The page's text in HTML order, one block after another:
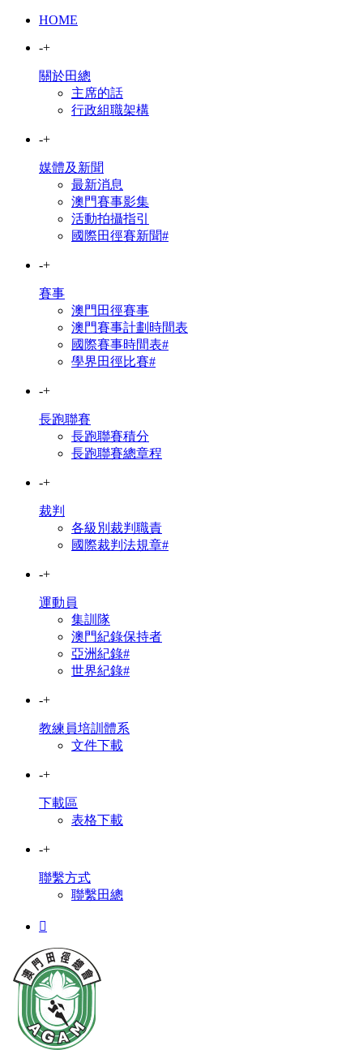
HOME
-+
關於田總
主席的話
行政組職架構
-+
媒體及新聞
最新消息
澳門賽事影集
活動拍攝指引
國際田徑賽新聞#
-+
賽事
澳門田徑賽事
澳門賽事計劃時間表
國際賽事時間表#
學界田徑比賽#
-+
長跑聯賽
長跑聯賽積分
長跑聯賽總章程
-+
裁判
各級別裁判職責
國際裁判法規章#
-+
運動員
集訓隊
澳門紀錄保持者
亞洲紀錄#
世界紀錄#
-+
教練員培訓體系
文件下載
-+
下載區
表格下載
-+
聯繫方式
聯繫田總
